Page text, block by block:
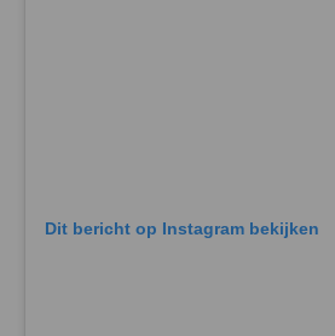
Dit bericht op Instagram bekijken